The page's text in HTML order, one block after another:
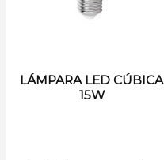
LÁMPARA LED CÚBICA
15W